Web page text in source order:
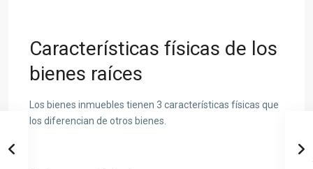
Características físicas de los
bienes raíces
Los bienes inmuebles tienen 3 características físicas que
los diferencian de otros bienes.